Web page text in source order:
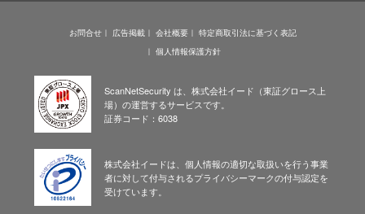
お問合せ 広告掲載 会社概要
特定商取引法に基づく表記
個人情報保護方針
ScanNetSecurity は、株式会社イード（東証グロース上
場）の運営するサービスです。
証券コード：6038
株式会社イードは、個人情報の適切な取扱いを行う事業
者に対して付与されるプライバシーマークの付与認定を
受けています。